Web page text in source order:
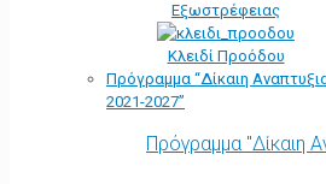
Εξωστρέφειας
Κλειδί Προόδου
Πρόγραμμα “Δίκαιη
2021-2027”
Πρόγραμμα "Δίκαιη